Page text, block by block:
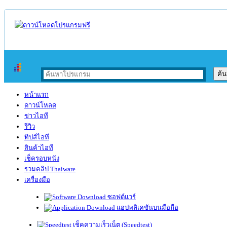
หน้าแรก
ดาวน์โหลด
ข่าวไอที
รีวิว
ทิปส์ไอที
สินค้าไอที
เช็ครอบหนัง
รวมคลิป Thaiware
เครื่องมือ
ซอฟต์แวร์
แอปพลิเคชันบนมือถือ
เช็คความเร็วเน็ต (Speedtest)